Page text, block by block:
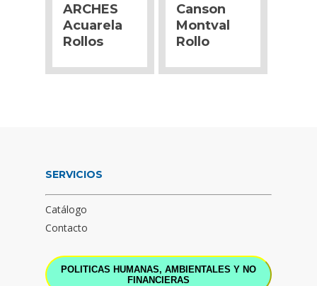
ARCHES
Acuarela
Rollos
Canson
Montval
Rollo
SERVICIOS
Catálogo
Contacto
POLITICAS HUMANAS, AMBIENTALES Y NO
FINANCIERAS